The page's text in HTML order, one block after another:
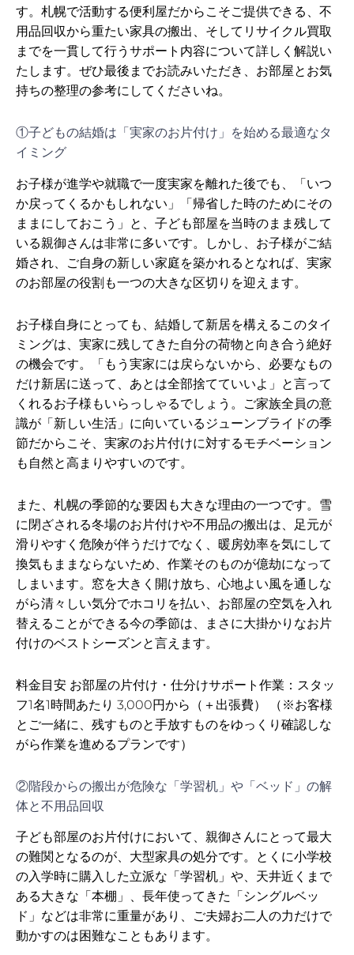
す。札幌で活動する便利屋だからこそご提供できる、不
用品回収から重たい家具の搬出、そしてリサイクル買取
までを一貫して行うサポート内容について詳しく解説い
たします。ぜひ最後までお読みいただき、お部屋とお気
持ちの整理の参考にしてくださいね。
①子どもの結婚は「実家のお片付け」を始める最適なタ
イミング
お子様が進学や就職で一度実家を離れた後でも、「いつ
か戻ってくるかもしれない」「帰省した時のためにその
ままにしておこう」と、子ども部屋を当時のまま残して
いる親御さんは非常に多いです。しかし、お子様がご結
婚され、ご自身の新しい家庭を築かれるとなれば、実家
のお部屋の役割も一つの大きな区切りを迎えます。
お子様自身にとっても、結婚して新居を構えるこのタイ
ミングは、実家に残してきた自分の荷物と向き合う絶好
の機会です。「もう実家には戻らないから、必要なもの
だけ新居に送って、あとは全部捨てていいよ」と言って
くれるお子様もいらっしゃるでしょう。ご家族全員の意
識が「新しい生活」に向いているジューンブライドの季
節だからこそ、実家のお片付けに対するモチベーション
も自然と高まりやすいのです。
また、札幌の季節的な要因も大きな理由の一つです。雪
に閉ざされる冬場のお片付けや不用品の搬出は、足元が
滑りやすく危険が伴うだけでなく、暖房効率を気にして
換気もままならないため、作業そのものが億劫になって
しまいます。窓を大きく開け放ち、心地よい風を通しな
がら清々しい気分でホコリを払い、お部屋の空気を入れ
替えることができる今の季節は、まさに大掛かりなお片
付けのベストシーズンと言えます。
料金目安 お部屋の片付け・仕分けサポート作業：スタッ
フ1名1時間あたり 3,000円から（＋出張費） （※お客様
とご一緒に、残すものと手放すものをゆっくり確認しな
がら作業を進めるプランです）
②階段からの搬出が危険な「学習机」や「ベッド」の解
体と不用品回収
子ども部屋のお片付けにおいて、親御さんにとって最大
の難関となるのが、大型家具の処分です。とくに小学校
の入学時に購入した立派な「学習机」や、天井近くまで
ある大きな「本棚」、長年使ってきた「シングルベッ
ド」などは非常に重量があり、ご夫婦お二人の力だけで
動かすのは困難なこともあります。